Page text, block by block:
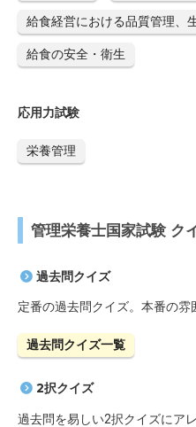
給食経営における品質管理、
給食の安全・衛生
応用力試験
栄養管理
管理栄養士国家試験 ク
過去問クイズ
定番の過去問クイズ。本番の雰
過去問クイズ一覧
2択クイズ
過去問を易しい2択クイズにア